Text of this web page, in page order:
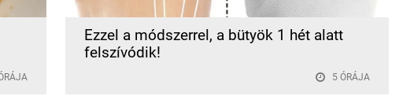
Ezzel a módszerrel, a bütyök 1 hét alatt
felszívódik!
5 ÓRÁJA